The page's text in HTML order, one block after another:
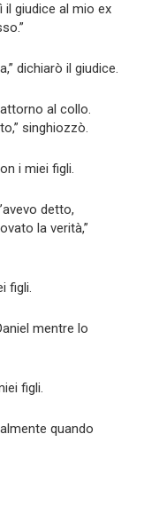
il giudice al mio ex
dichiarò il giudice.
al collo.
singhiozzò.
i miei figli.
detto,
la verità,”
figli.
mentre lo
figli.
quando